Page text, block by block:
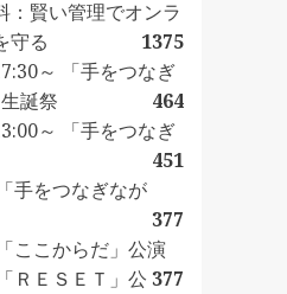
：賢い管理でオンラ
守る
1375
～ 「手をつなぎ
誕祭
464
～ 「手をつなぎ
451
手をつなぎなが
377
ここからだ」公演
377
ＲＥＳＥＴ」公